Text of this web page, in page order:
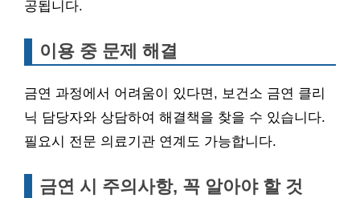
공됩니다.
이용 중 문제 해결
금연 과정에서 어려움이 있다면, 보건소 금연 클리
닉 담당자와 상담하여 해결책을 찾을 수 있습니다.
필요시 전문 의료기관 연계도 가능합니다.
금연 시 주의사항, 꼭 알아야 할 것